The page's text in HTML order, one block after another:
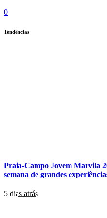
0
Tendências
Praia-Campo Jovem Marvila
semana de grandes
5 dias atrás